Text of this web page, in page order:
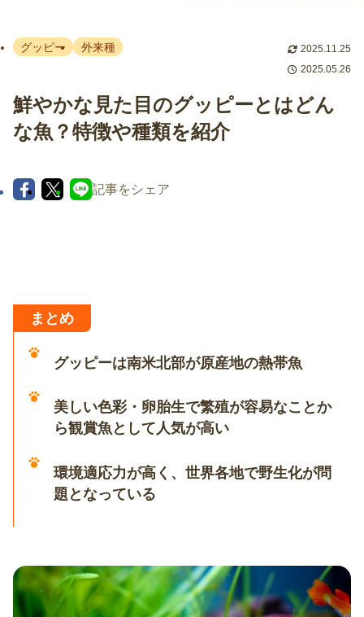
グッピー 外来種
2025.11.25
2025.05.26
鮮やかな見た目のグッピーとはどん
な魚？特徴や種類を紹介
記事をシェア
まとめ
グッピーは南米北部が原産地の熱帯魚
美しい色彩・卵胎生で繁殖が容易なことか
ら観賞魚として人気が高い
環境適応力が高く、世界各地で野生化が問
題となっている